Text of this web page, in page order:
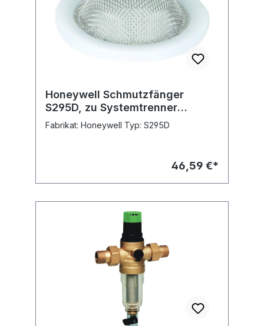
Honeywell Schmutzfänger
S295D, zu Systemtrenner
BA295D
Fabrikat: Honeywell Typ: S295D
46,59 €*